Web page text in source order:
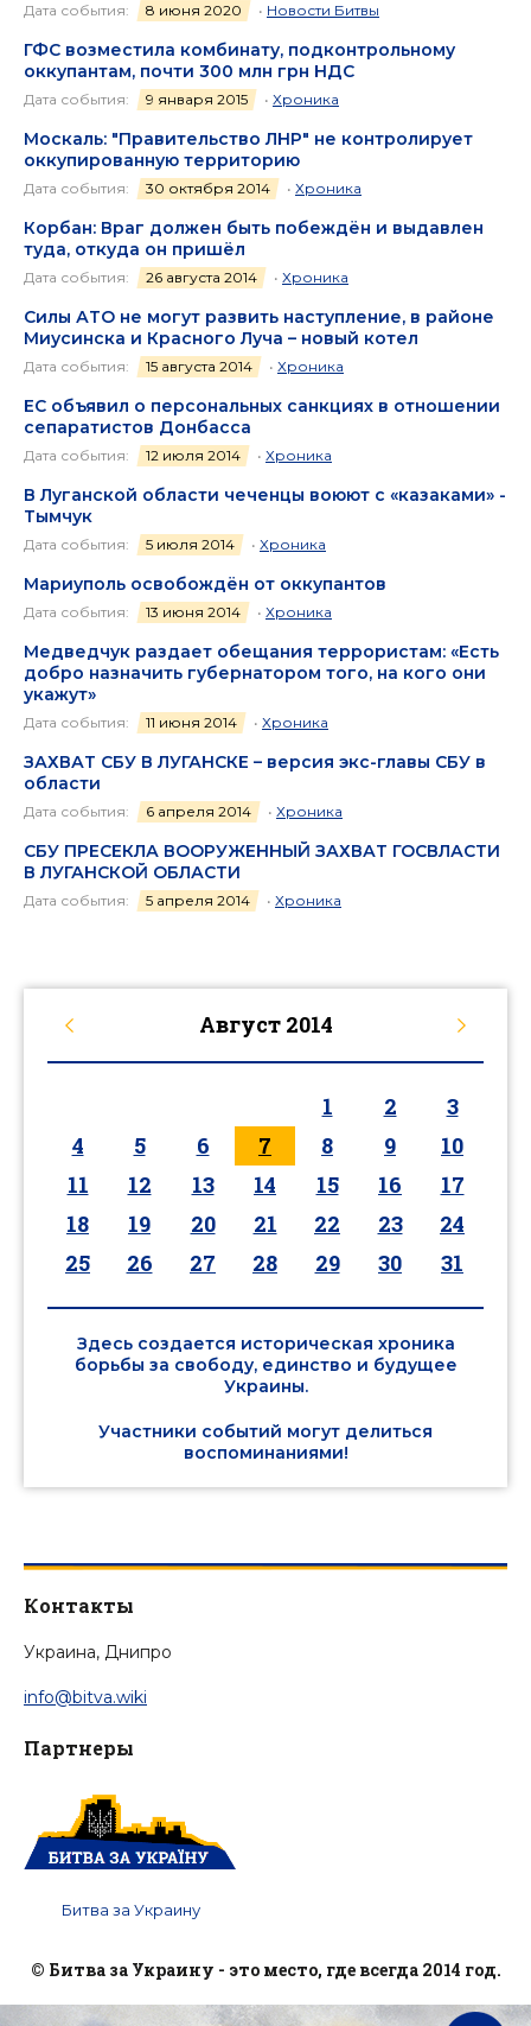
Дата события: 8 июня 2020 • Новости Битвы
ГФС возместила комбинату, подконтрольному
оккупантам, почти 300 млн грн НДС
Дата события: 9 января 2015 • Хроника
Москаль: "Правительство ЛНР" не контролирует
оккупированную территорию
Дата события: 30 октября 2014 • Хроника
Корбан: Враг должен быть побеждён и выдавлен
туда, откуда он пришёл
Дата события: 26 августа 2014 • Хроника
Силы АТО не могут развить наступление, в районе
Миусинска и Красного Луча – новый котел
Дата события: 15 августа 2014 • Хроника
ЕС объявил о персональных санкциях в отношении
сепаратистов Донбасса
Дата события: 12 июля 2014 • Хроника
В Луганской области чеченцы воюют с «казаками» -
Тымчук
Дата события: 5 июля 2014 • Хроника
Мариуполь освобождён от оккупантов
Дата события: 13 июня 2014 • Хроника
Медведчук раздает обещания террористам: «Есть
добро назначить губернатором того, на кого они
укажут»
Дата события: 11 июня 2014 • Хроника
ЗАХВАТ СБУ В ЛУГАНСКЕ – версия экс-главы СБУ в
области
Дата события: 6 апреля 2014 • Хроника
СБУ ПРЕСЕКЛА ВООРУЖЕННЫЙ ЗАХВАТ ГОСВЛАСТИ
В ЛУГАНСКОЙ ОБЛАСТИ
Дата события: 5 апреля 2014 • Хроника
Август 2014
1 2
3
4
5 6 7 8 9
10
11
12 13 14 15 16
17
18
19 20 21 22 23
24
25
26 27 28 29 30 31
Здесь создается историческая хроника
борьбы за свободу, единство и будущее
Украины.
Участники событий могут делиться
воспоминаниями!
Контакты
Украина, Днипро
info@bitva.wiki
Партнеры
Битва за Украину
© Битва за Украину - это место, где всегда 2014 год.